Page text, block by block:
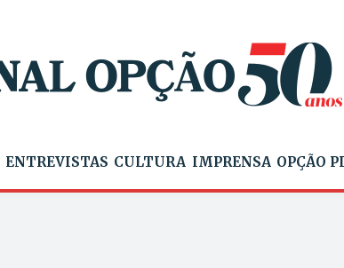
ENTREVISTAS CULTURA IMPRENSA OPÇÃO